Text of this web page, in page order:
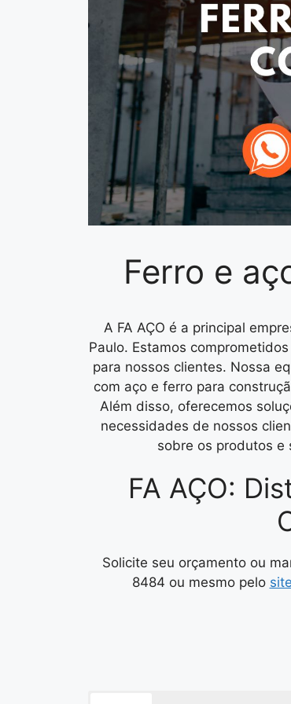
Ferro e
A FA AÇO é a principal
Paulo. Estamos
para nossos clientes. Nossa
com aço e ferro para
Além disso, oferecemos
necessidades de nossos
sobre os produtos e
FA AÇO:
Solicite seu orçamento ou
8484 ou mesmo pelo site